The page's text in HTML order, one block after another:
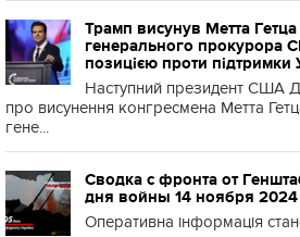
Трамп висунув Метта
генерального прокурора
позицією проти підтримки
Наступний президент США
про висунення конгресмена Метта
гене...
Сводка с фронта от
дня войны 14 ноября 2024
Оперативна інформація